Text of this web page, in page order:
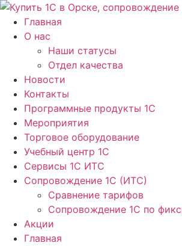
Перейти
содержимому
Главная
О нас
Наши статусы
Отдел качества
Новости
Контакты
Программные продукты 1C
Мероприятия
Торговое оборудование
Учебный центр 1C
Сервисы 1C ИТС
Сопровождение 1С (ИТС)
Сравнение тарифов
Сопровождение 1С по
Акции
Главная